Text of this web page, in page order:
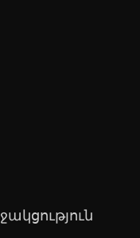
Աջակցություն